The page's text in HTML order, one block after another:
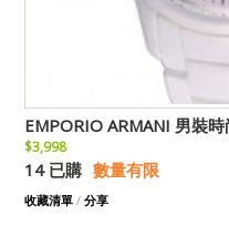
EMPORIO ARMANI 男裝
$3,998
14 已購 數量有限
收藏清單 / 分享